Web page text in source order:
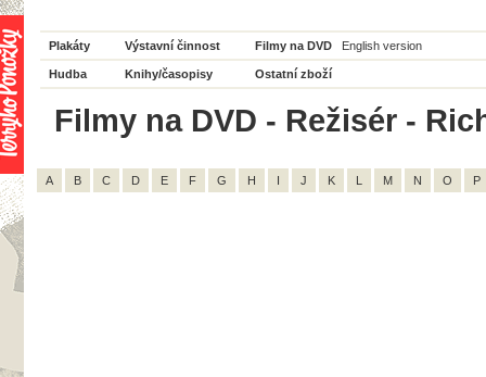
Plakáty Výstavní činnost Filmy na DVD English version
Hudba Knihy/časopisy Ostatní zboží
Filmy na DVD - Režisér -
A B C D E F G H I J K L M N O P